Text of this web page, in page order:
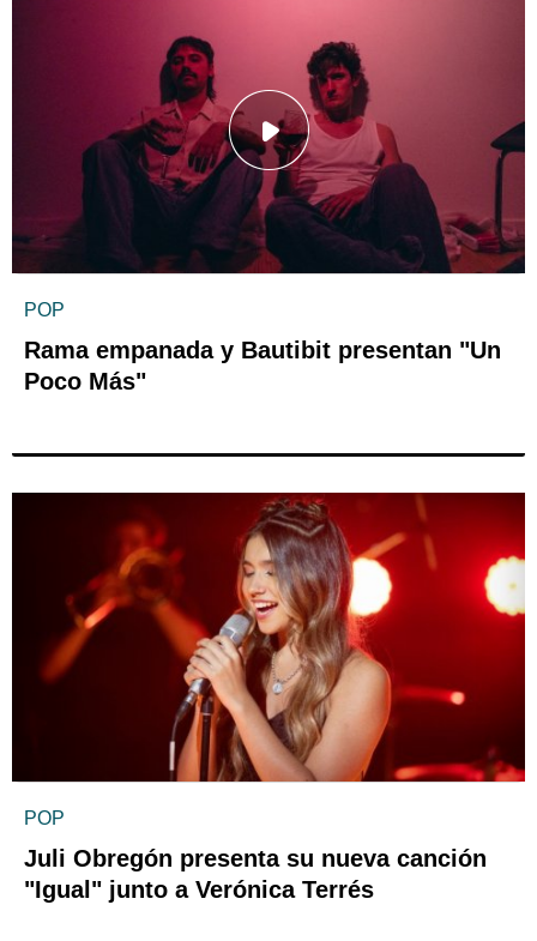
POP
Rama empanada y Bautibit presentan "Un
Poco Más"
POP
Juli Obregón presenta su nueva canción
"Igual" junto a Verónica Terrés